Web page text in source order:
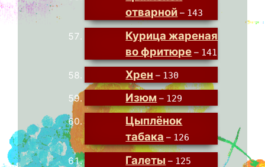
отварной – 143
Курица жареная
во фритюре – 141
Хрен – 130
Изюм – 129
Цыплёнок
табака – 126
Галеты – 125